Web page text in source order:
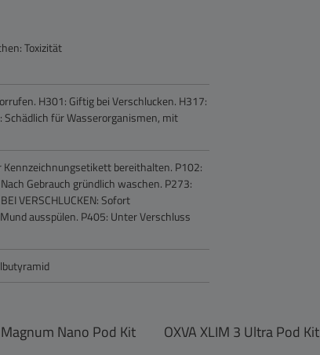
Toxizität
H301: Giftig bei Verschlucken. H317:
Schädlich für Wasserorganismen, mit
Kennzeichnungsetikett bereithalten. P102:
Gebrauch gründlich waschen. P273:
VERSCHLUCKEN: Sofort
ausspülen. P405: Unter Verschluss
Nano Pod Kit OXVA XLIM 3 Ultra Pod Kit